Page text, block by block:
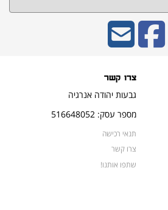
צרו קשר
גבעות יהודה אנרגיה
מספר עסק: 516648052
תנאי רכישה
צרו קשר
שתפו אותנו!